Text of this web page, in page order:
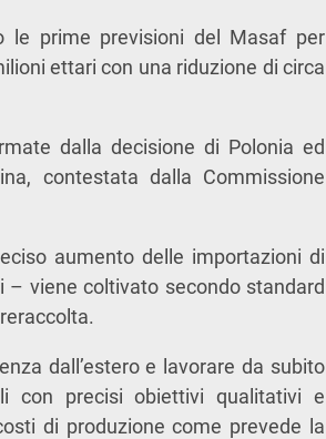
le prime previsioni del Masaf per
ettari con una riduzione di circa
dalla decisione di Polonia ed
contestata dalla Commissione
aumento delle importazioni di
– viene coltivato secondo standard
dall’estero e lavorare da subito
con precisi obiettivi qualitativi e
di produzione come prevede la